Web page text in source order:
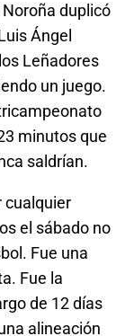
duplicó
Ángel
Leñadores
un juego.
minutos que
saldrían.
cualquier
el sábado no
Fue una
Fue la
de 12 días
alineación